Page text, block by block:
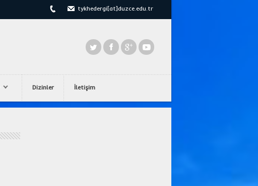
tykhedergi[at]duzce.edu.tr
Dizinler İletişim